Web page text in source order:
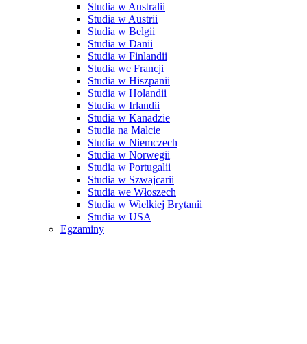
Studia w Australii
Studia w Austrii
Studia w Belgii
Studia w Danii
Studia w Finlandii
Studia we Francji
Studia w Hiszpanii
Studia w Holandii
Studia w Irlandii
Studia w Kanadzie
Studia na Malcie
Studia w Niemczech
Studia w Norwegii
Studia w Portugalii
Studia w Szwajcarii
Studia we Włoszech
Studia w Wielkiej Brytanii
Studia w USA
Egzaminy